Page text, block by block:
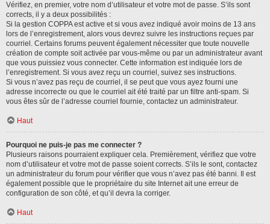
Vérifiez, en premier, votre nom d’utilisateur et votre mot de passe. S’ils sont
corrects, il y a deux possibilités :
Si la gestion COPPA est active et si vous avez indiqué avoir moins de 13 ans
lors de l’enregistrement, alors vous devrez suivre les instructions reçues par
courriel. Certains forums peuvent également nécessiter que toute nouvelle
création de compte soit activée par vous-même ou par un administrateur avant
que vous puissiez vous connecter. Cette information est indiquée lors de
l’enregistrement. Si vous avez reçu un courriel, suivez ses instructions.
Si vous n’avez pas reçu de courriel, il se peut que vous ayez fourni une
adresse incorrecte ou que le courriel ait été traité par un filtre anti-spam. Si
vous êtes sûr de l’adresse courriel fournie, contactez un administrateur.
Haut
Pourquoi ne puis-je pas me connecter ?
Plusieurs raisons pourraient expliquer cela. Premièrement, vérifiez que votre
nom d’utilisateur et votre mot de passe soient corrects. S’ils le sont, contactez
un administrateur du forum pour vérifier que vous n’avez pas été banni. Il est
également possible que le propriétaire du site Internet ait une erreur de
configuration de son côté, et qu’il devra la corriger.
Haut